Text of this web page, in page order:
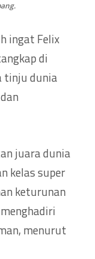
ingat Felix
di
tinju dunia
dan
juara dunia
kelas super
keturunan
menurut